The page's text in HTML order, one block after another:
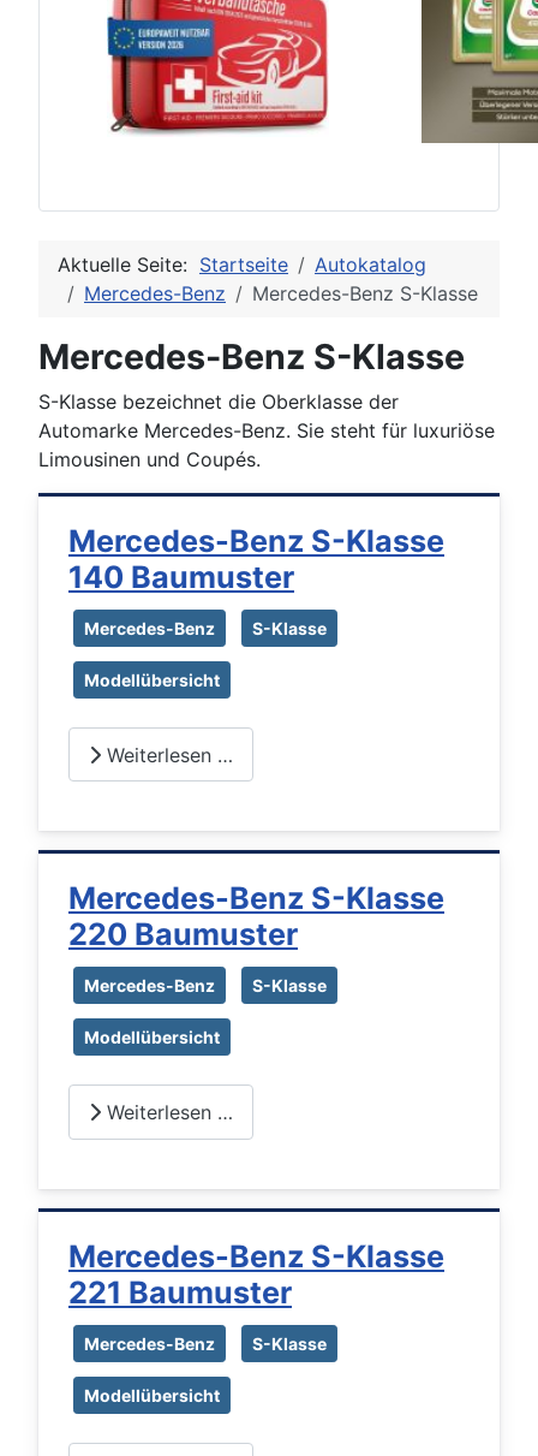
Aktuelle Seite: Startseite
Autokatalog
Mercedes-Benz
Mercedes-Benz S-Klasse
Mercedes-Benz S-Klasse
S-Klasse bezeichnet die Oberklasse der
Automarke Mercedes-Benz. Sie steht für luxuriöse
Limousinen und Coupés.
Mercedes-Benz S-Klasse
140 Baumuster
Mercedes-Benz S-Klasse
Modellübersicht
Weiterlesen …
Mercedes-Benz S-Klasse
220 Baumuster
Mercedes-Benz S-Klasse
Modellübersicht
Weiterlesen …
Mercedes-Benz S-Klasse
221 Baumuster
Mercedes-Benz S-Klasse
Modellübersicht